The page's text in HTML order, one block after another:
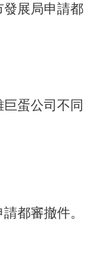
展局申請都
蛋公司不同
都審撤件。